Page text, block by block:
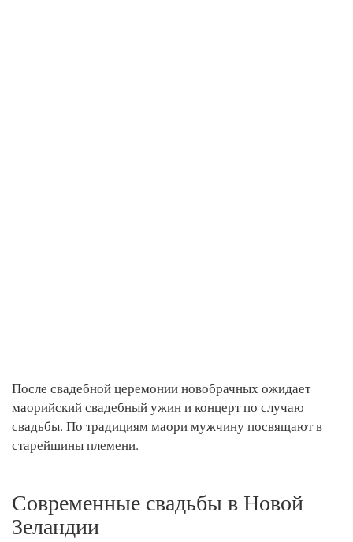
После свадебной церемонии новобрачных ожидает
маорийский свадебный ужин и концерт по случаю
свадьбы. По традициям маори мужчину посвящают в
старейшины племени.
Современные свадьбы в Новой
Зеландии